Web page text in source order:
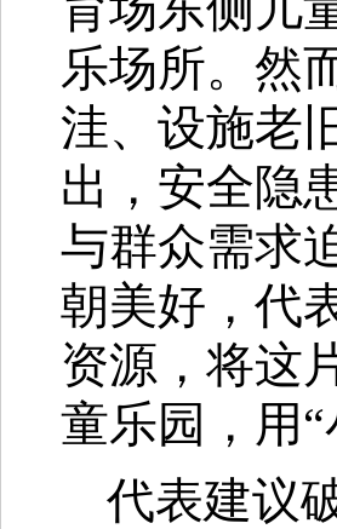
乐场所。然
洼、设施老
出，安全隐
与群众需求
朝美好，代
资源，将这
童乐园，用
代表建议